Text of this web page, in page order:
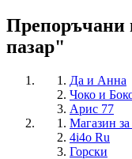
пазар"
Да и Анна
Чоко и
Арис 77
Магазин
4i4o Ru
Горски